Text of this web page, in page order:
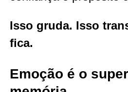
Isso gruda. Isso
fica.
Emoção é o